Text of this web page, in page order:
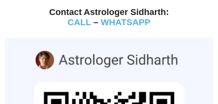
Contact Astrologer Sidharth:
CALL – WHATSAPP